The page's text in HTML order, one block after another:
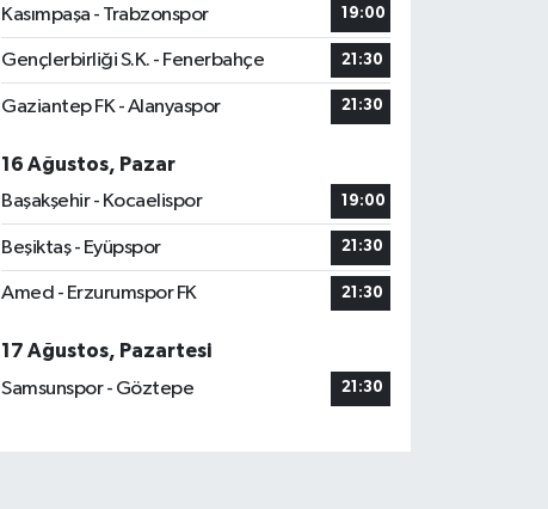
Kasımpaşa - Trabzonspor 19:00
Gençlerbirliği S.K. - Fenerbahçe 21:30
Gaziantep FK - Alanyaspor 21:30
16 Ağustos, Pazar
Başakşehir - Kocaelispor
19:00
Beşiktaş - Eyüpspor 21:30
Amed - Erzurumspor FK 21:30
17 Ağustos, Pazartesi
Samsunspor - Göztepe
21:30